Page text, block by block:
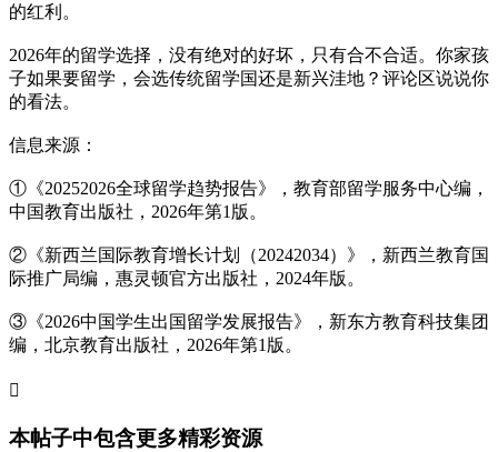
的红利。
2026年的留学选择，没有绝对的好坏，只有合不合适。你家孩
子如果要留学，会选传统留学国还是新兴洼地？评论区说说你
的看法。
信息来源：
①《20252026全球留学趋势报告》，教育部留学服务中心编，
中国教育出版社，2026年第1版。
②《新西兰国际教育增长计划（20242034）》，新西兰教育国
际推广局编，惠灵顿官方出版社，2024年版。
③《2026中国学生出国留学发展报告》，新东方教育科技集团
编，北京教育出版社，2026年第1版。

本帖子中包含更多精彩资源